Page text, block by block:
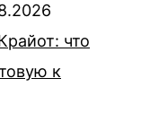
что
к